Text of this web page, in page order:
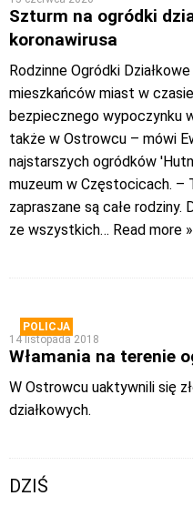
Szturm na ogródki
koronawirusa
Rodzinne Ogródki
mieszkańców miast w
bezpiecznego wypoczynku
także w Ostrowcu – mówi
najstarszych ogródków
muzeum w Częstocicach. –
zapraszane są całe
ze wszystkich… Read more »
POLICJA
14 listopada 2018
Włamania na terenie
W Ostrowcu uaktywnili się
działkowych.
DZIŚ